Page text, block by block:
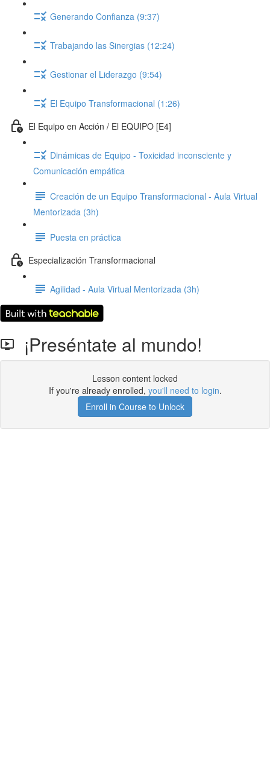
Generando Confianza (9:37)
Trabajando las Sinergias (12:24)
Gestionar el Liderazgo (9:54)
El Equipo Transformacional (1:26)
El Equipo en Acción / El EQUIPO [E4]
Dinámicas de Equipo - Toxicidad inconsciente y
Comunicación empática
Creación de un Equipo Transformacional - Aula Virtual
Mentorizada (3h)
Puesta en práctica
Especialización Transformacional
Agilidad - Aula Virtual Mentorizada (3h)
¡Preséntate al mundo!
Lesson content locked
If you're already enrolled, you'll need to login.
Enroll in Course to Unlock